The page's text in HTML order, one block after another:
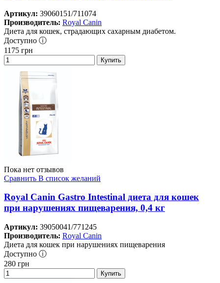
Артикул: 39060151/711074
Производитель: Royal Canin
Диета для кошек, страдающих сахарным диабетом.
Доступно ⓘ
1175 грн
Купить
Пока нет отзывов
Сравнить В список желаний
Royal Canin Gastro Intestinal диета для кошек
при нарушениях пищеварения, 0,4 кг
Артикул: 39050041/771245
Производитель: Royal Canin
Диета для кошек при нарушениях пищеварения
Доступно ⓘ
280 грн
Купить